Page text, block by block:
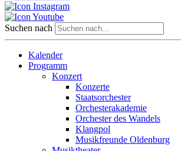
Suchen nach
Kalender
Programm
Konzert
Konzerte
Staatsorchester
Orchesterakademie
Orchester des Wandels
Klangpol
Musikfreunde Oldenburg